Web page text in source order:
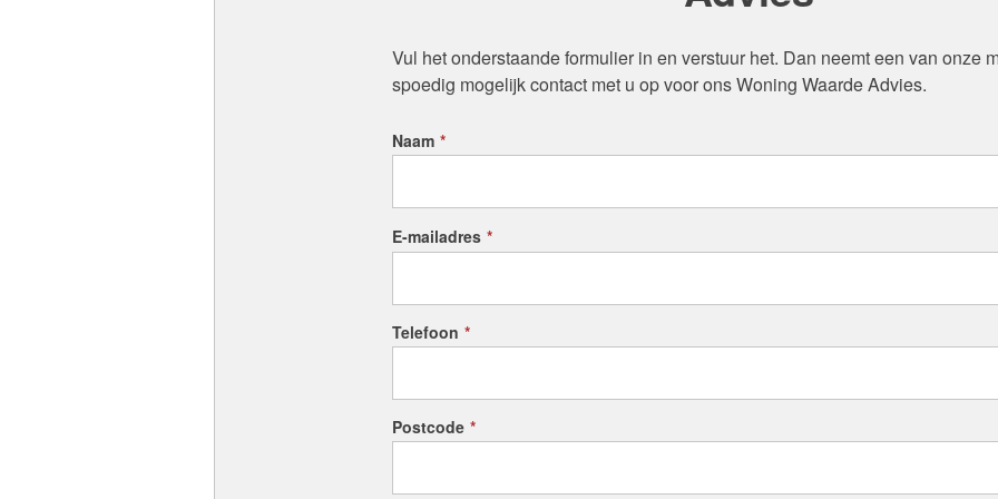
Vul het onderstaande formulier in en verstuur het. Dan neemt een van onze
spoedig mogelijk contact met u op voor ons Woning Waarde Advies.
Naam *
E-mailadres *
Telefoon *
Postcode *